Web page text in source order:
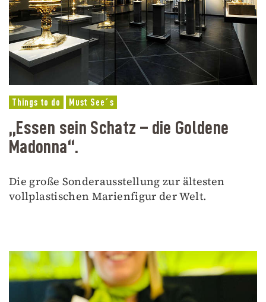
Things to do Must See´s
„Essen sein Schatz – die Goldene
Madonna“.
Die große Sonderausstellung zur ältesten
vollplastischen Marienfigur der Welt.